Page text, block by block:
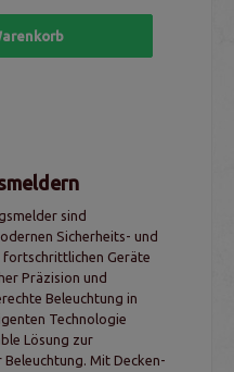
sind
Sicherheits- und
fortschrittlichen Geräte
Präzision und
Beleuchtung in
Technologie
Lösung zur
Mit Decken-